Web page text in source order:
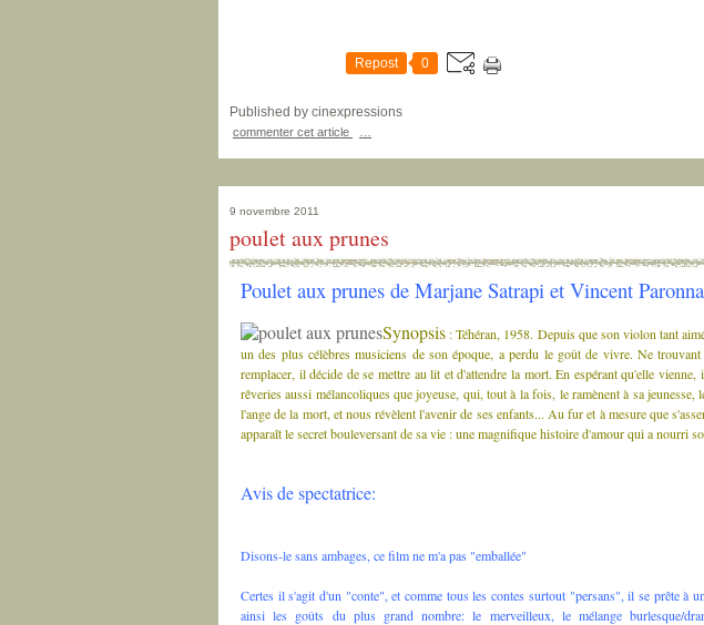
Repost 0
Published by cinexpressions
commenter cet article
9 novembre 2011
poulet aux prunes
Poulet aux prunes de Marjane Satrapi et Vincent
Synopsis : Téhéran, 1958. Depuis que son violon tant
un des plus célèbres musiciens de son époque, a perdu le goût de vivre. Ne
remplacer, il décide de se mettre au lit et d'attendre la mort. En espérant qu'elle
rêveries aussi mélancoliques que joyeuse, qui, tout à la fois, le ramènent à sa jeunesse,
l'ange de la mort, et nous révèlent l'avenir de ses enfants... Au fur et à mesure que
apparaît le secret bouleversant de sa vie : une magnifique histoire d'amour qui a nourri
Avis de spectatrice:
Disons-le sans ambages, ce film ne m'a pas "emballée"
Certes il s'agit d'un "conte", et comme tous les contes surtout "persans", il se prête à
ainsi les goûts du plus grand nombre: le merveilleux, le mélange burlesque/